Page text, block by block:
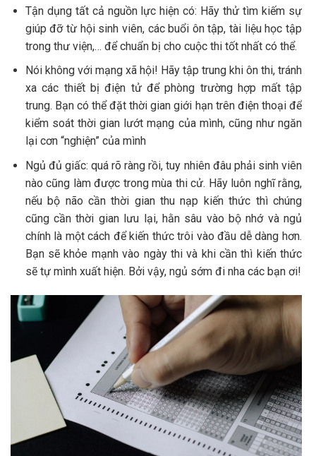
Tận dụng tất cả nguồn lực hiện có: Hãy thử tìm kiếm sự
giúp đỡ từ hội sinh viên, các buổi ôn tập, tài liệu học tập
trong thư viện,… để chuẩn bị cho cuộc thi tốt nhất có thể.
Nói không với mạng xã hội! Hãy tập trung khi ôn thi, tránh
xa các thiết bị điện tử để phòng trường hợp mất tập
trung. Bạn có thể đặt thời gian giới hạn trên điện thoại để
kiểm soát thời gian lướt mạng của mình, cũng như ngăn
lại cơn “nghiện” của mình
Ngủ đủ giấc: quá rõ ràng rồi, tuy nhiên đâu phải sinh viên
nào cũng làm được trong mùa thi cử. Hãy luôn nghĩ rằng,
nếu bộ não cần thời gian thu nạp kiến thức thì chúng
cũng cần thời gian lưu lại, hằn sâu vào bộ nhớ và ngủ
chính là một cách để kiến thức trôi vào đầu dễ dàng hơn.
Bạn sẽ khỏe mạnh vào ngày thi và khi cần thì kiến thức
sẽ tự mình xuất hiện. Bởi vậy, ngủ sớm đi nha các bạn ơi!